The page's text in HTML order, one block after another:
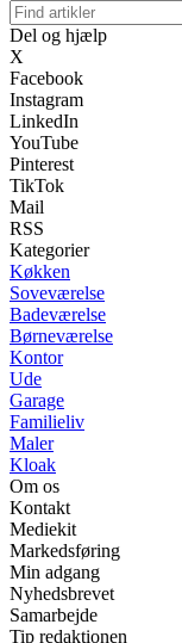
Del og hjælp
X
Facebook
Instagram
LinkedIn
YouTube
Pinterest
TikTok
Mail
RSS
Kategorier
Køkken
Soveværelse
Badeværelse
Børneværelse
Kontor
Ude
Garage
Familieliv
Maler
Kloak
Om os
Kontakt
Mediekit
Markedsføring
Min adgang
Nyhedsbrevet
Samarbejde
Tip redaktionen